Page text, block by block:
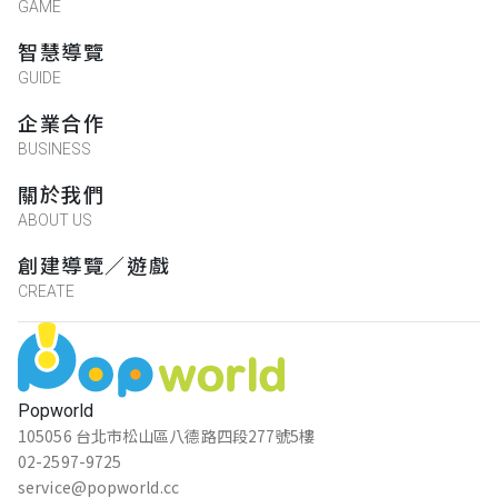
Popworld
105056 台北市松山區八德路四段277號5樓
02-2597-9725
service@popworld.cc
GAME
智慧導覽
GUIDE
企業合作
BUSINESS
關於我們
ABOUT US
創建導覽／遊戲
CREATE